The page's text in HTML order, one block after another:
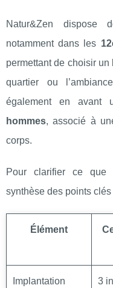
Natur&Zen dispose
notamment dans les
permettant de choisir
quartier ou
également en avant
hommes, associé à
corps.
Pour clarifier ce que
synthèse des points
Élément
Implantation
3